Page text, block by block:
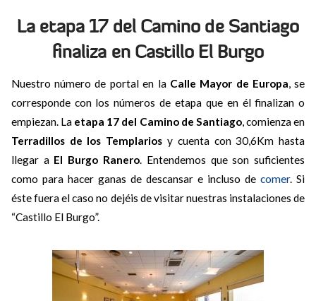
La etapa 17 del Camino de Santiago
finaliza en Castillo El Burgo
Nuestro número de portal en la Calle Mayor de Europa, se
corresponde con los números de etapa que en él finalizan o
empiezan. La etapa 17 del Camino de Santiago, comienza en
Terradillos de los Templarios y cuenta con 30,6Km hasta
llegar a El Burgo Ranero. Entendemos que son suficientes
como para hacer ganas de descansar e incluso decomer. Si
éste fuera el caso no dejéis de visitar nuestras instalaciones de
“Castillo El Burgo”.